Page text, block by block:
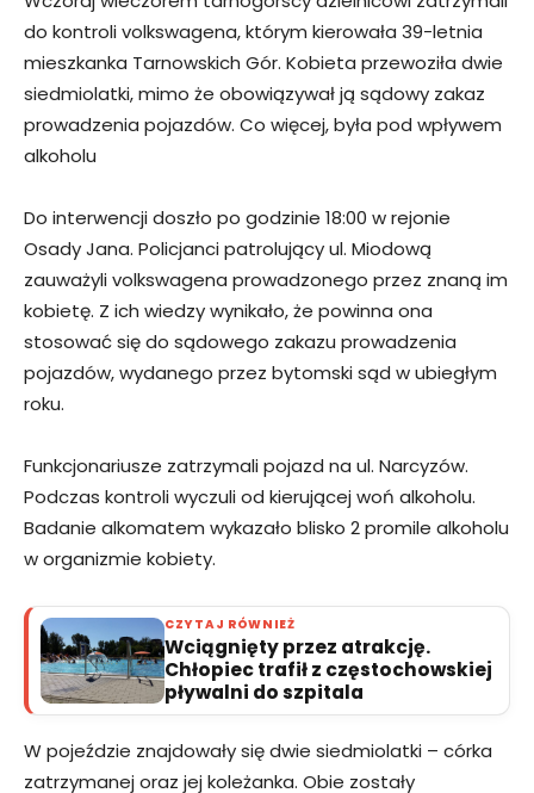
do kontroli volkswagena, którym kierowała 39-letnia
mieszkanka Tarnowskich Gór. Kobieta przewoziła dwie
siedmiolatki, mimo że obowiązywał ją sądowy zakaz
prowadzenia pojazdów. Co więcej, była pod wpływem
alkoholu
Do interwencji doszło po godzinie 18:00 w rejonie
Osady Jana. Policjanci patrolujący ul. Miodową
zauważyli volkswagena prowadzonego przez znaną im
kobietę. Z ich wiedzy wynikało, że powinna ona
stosować się do sądowego zakazu prowadzenia
pojazdów, wydanego przez bytomski sąd w ubiegłym
roku.
Funkcjonariusze zatrzymali pojazd na ul. Narcyzów.
Podczas kontroli wyczuli od kierującej woń alkoholu.
Badanie alkomatem wykazało blisko 2 promile alkoholu
w organizmie kobiety.
CZYTAJ RÓWNIEŻ
Wciągnięty przez atrakcję.
Chłopiec trafił z częstochowskiej
pływalni do szpitala
W pojeździe znajdowały się dwie siedmiolatki – córka
zatrzymanej oraz jej koleżanka. Obie zostały